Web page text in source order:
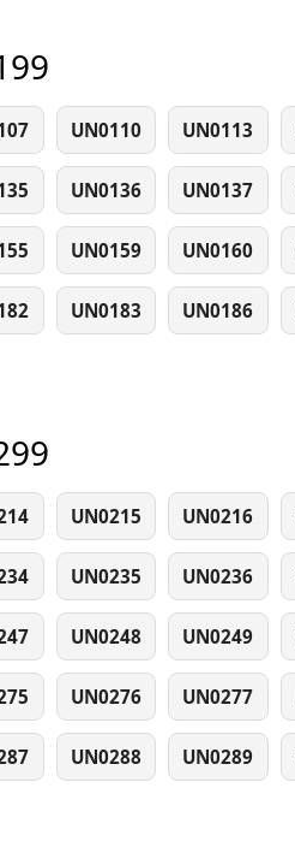
UN0110 UN0113
UN0136 UN0137
UN0159 UN0160
UN0183 UN0186
UN0215 UN0216
UN0235 UN0236
UN0248 UN0249
UN0276 UN0277
UN0288 UN0289